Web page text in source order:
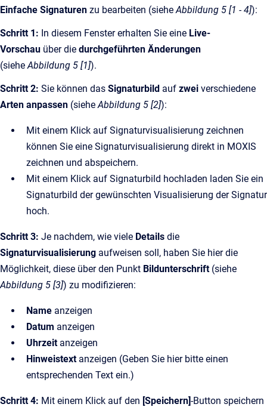
Einfache Signaturen zu bearbeiten (siehe Abbildung 5 [1 - 4]):
Schritt 1: In diesem Fenster erhalten Sie eine Live-
Vorschau über die durchgeführten Änderungen
(siehe Abbildung 5 [1]).
Schritt 2: Sie können das Signaturbild auf zwei verschiedene
Arten anpassen (siehe Abbildung 5 [2]):
Mit einem Klick auf Signaturvisualisierung zeichnen
können Sie eine Signaturvisualisierung direkt in MOXIS
zeichnen und abspeichern.
Mit einem Klick auf Signaturbild hochladen laden Sie ein
Signaturbild der gewünschten Visualisierung der Signatur
hoch.
Schritt 3: Je nachdem, wie viele Details die
Signaturvisualisierung aufweisen soll, haben Sie hier die
Möglichkeit, diese über den Punkt Bildunterschrift (siehe
Abbildung 5 [3]) zu modifizieren:
Name anzeigen
Datum anzeigen
Uhrzeit anzeigen
Hinweistext anzeigen (Geben Sie hier bitte einen
entsprechenden Text ein.)
Schritt 4: Mit einem Klick auf den [Speichern]-Button speichern